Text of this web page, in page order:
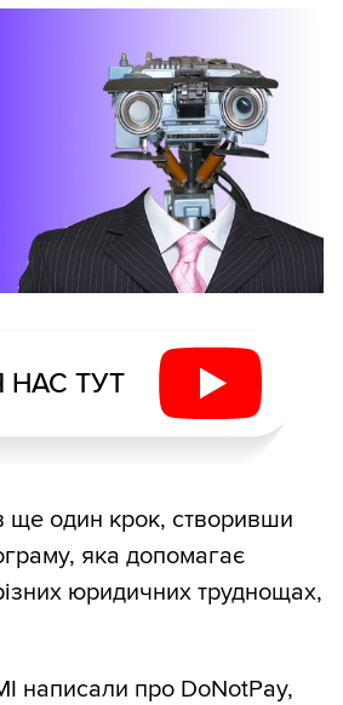
НАС ТУТ
ще один крок, створивши
яка допомагає
юридичних труднощах,
написали про DoNotPay,